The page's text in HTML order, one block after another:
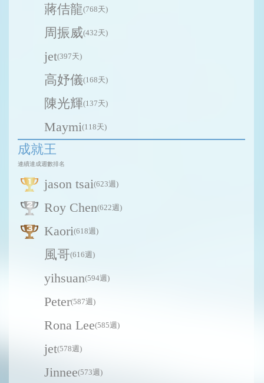
蔣佶龍(768天)
周振威(432天)
jet(397天)
高妤儀(168天)
陳光輝(137天)
Maymi(118天)
成就王
連續達成週數排名
jason tsai(623週)
Roy Chen(622週)
Kaori(618週)
風哥(616週)
yihsuan(594週)
Peter(587週)
Rona Lee(585週)
jet(578週)
Jinnee(573週)